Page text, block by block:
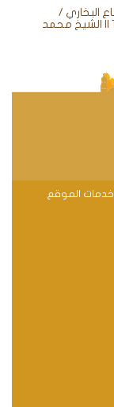
البخاري /
المجلس123 || الشيخ محمد
خدمات الموقع